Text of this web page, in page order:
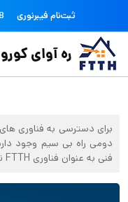
رفتن به محتوای اصلی
ثبت‌نام فیبرنوری
ره آوای
برای دسترسی به فناوری
دومی راه بی سیم وجود
فنی به عنوان فناوری FTTH نامیده می شود، بحث خواهیم کرد.